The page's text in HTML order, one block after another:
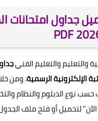
جداول امتحانات
والتعليم والتعليم الفني
الإلكترونية الرسمية. ومن
حسب نوع الدبلوم والنظام
لتحميل أو فتح ملف